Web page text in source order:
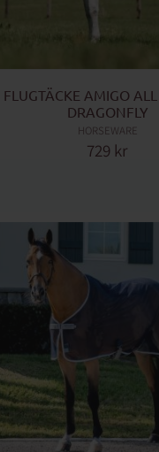
FLUGTÄCKE AMIGO
DRAGONFLY
HORSEWARE
729 kr